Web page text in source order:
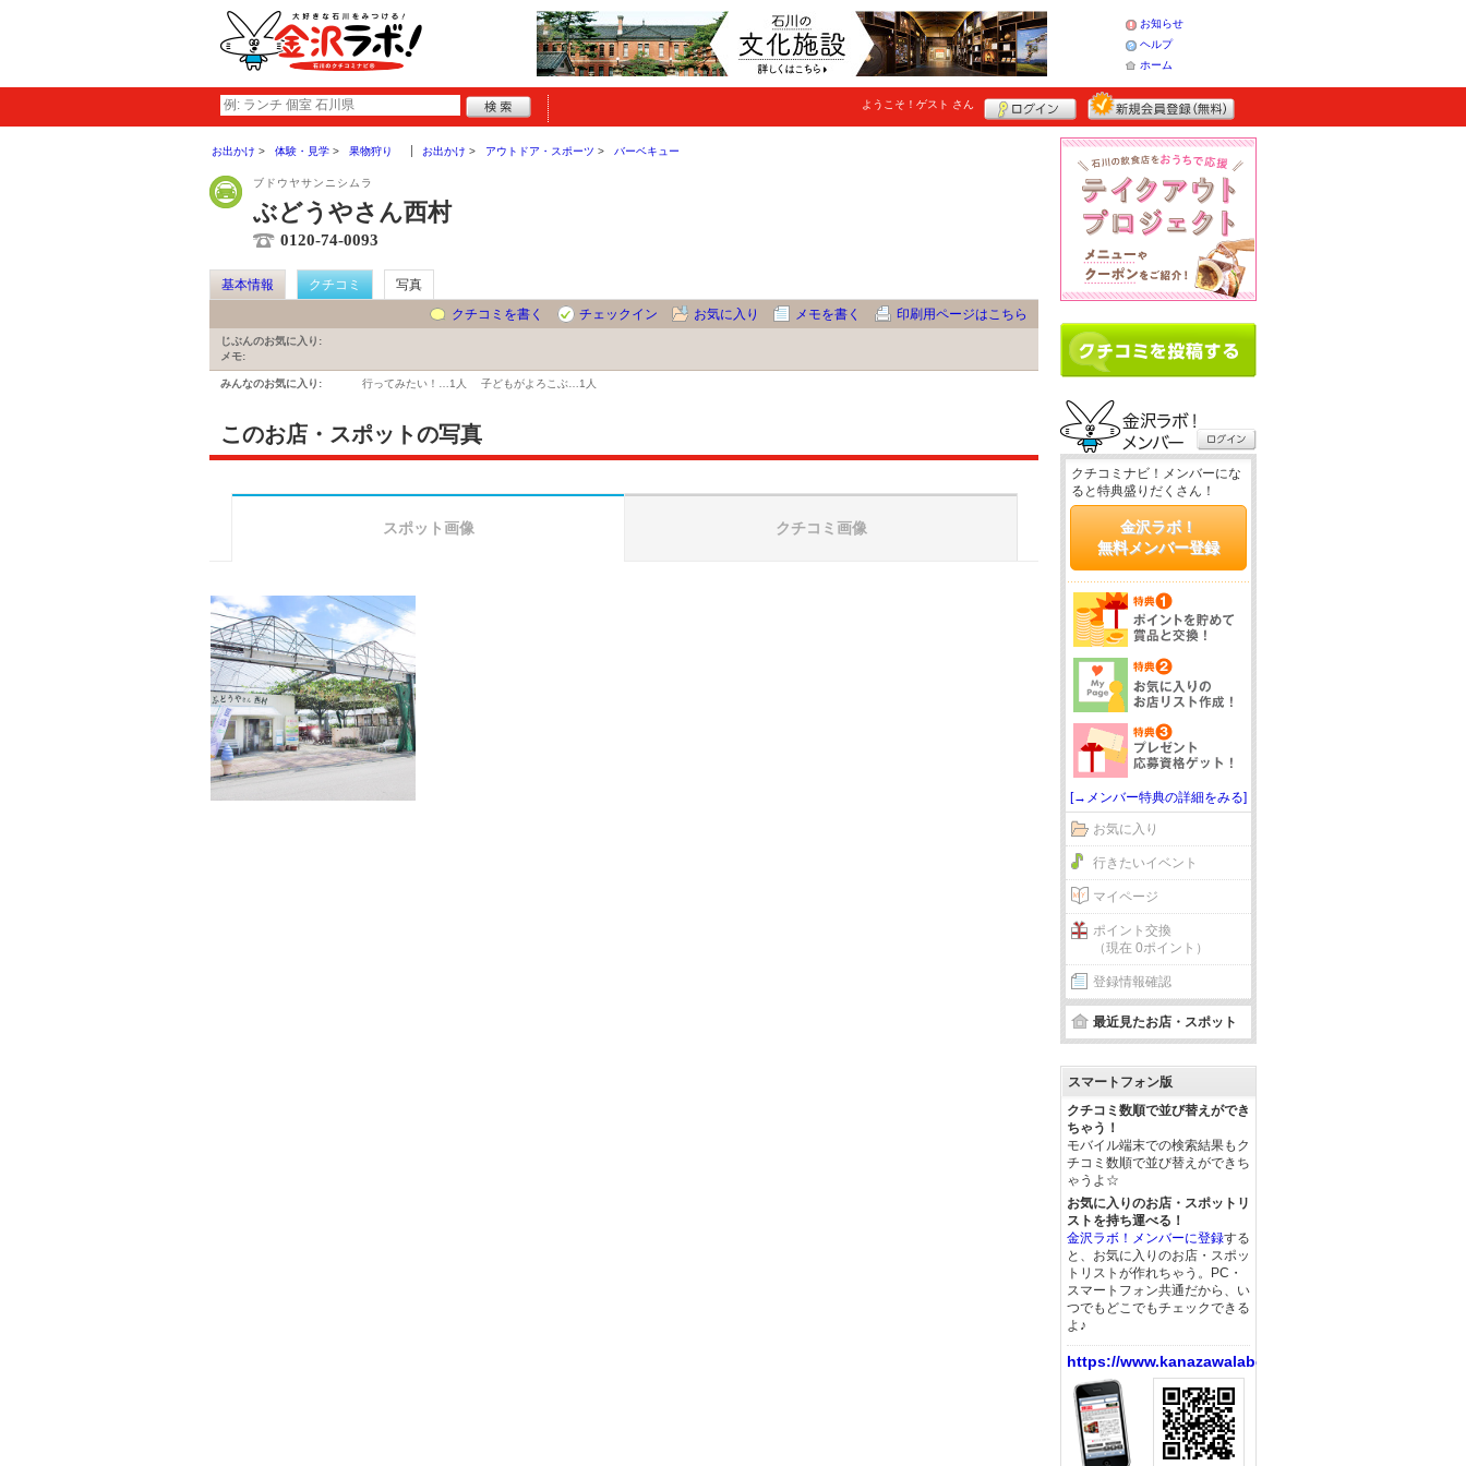
お知らせ
ヘルプ
ホーム
ようこそ！ ゲスト さん
お出かけ 体験・見学 果物狩り お出かけ アウトドア・スポーツ バーベキュー
ブドウヤサンニシムラ
ぶどうやさん西村
0120-74-0093
基本情報 クチコミ
写真
クチコミを書く
チェックイン お気に入り メモを書く 印刷用ページはこちら
じぶんのお気に入り:
メモ:
みんなのお気に入り: 行ってみたい！… 1人 子どもがよろこぶ… 1人
このお店・スポットの写真
スポット画像 クチコミ画像
クチコミナビ！メンバーにな
ると特典盛りだくさん！
金沢ラボ！
無料メンバー登録
[→メンバー特典の詳細をみる]
お気に入り
行きたいイベント
マイページ
ポイント交換
（現在 0ポイント）
登録情報確認
最近見たお店・スポット
スマートフォン版
クチコミ数順で並び替えができ
ちゃう！
モバイル端末での検索結果もク
チコミ数順で並び替えができち
ゃうよ☆
お気に入りのお店・スポットリ
ストを持ち運べる！
金沢ラボ！メンバーに登録する
と、お気に入りのお店・スポッ
トリストが作れちゃう。PC・
スマートフォン共通だから、い
つでもどこでもチェックできる
よ♪
https://www.kanazawalabo.net/